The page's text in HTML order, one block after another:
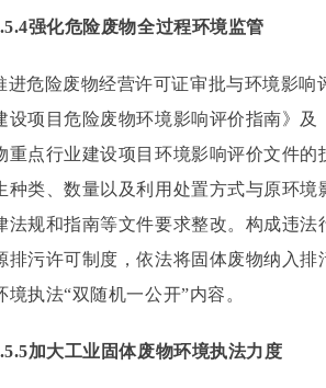
强化危险废物全过程环境监管
进危险废物经营许可证审批与环境影响
设项目危险废物环境影响评价指南》
重点行业建设项目环境影响评价文件
种类、数量以及利用处置方式与原环
法规和指南等文件要求整改。 构成违法
排污许可制度，依法将固体废物纳入排
境执法“双随机一公开”内容。
加大工业固体废物环境执法力度